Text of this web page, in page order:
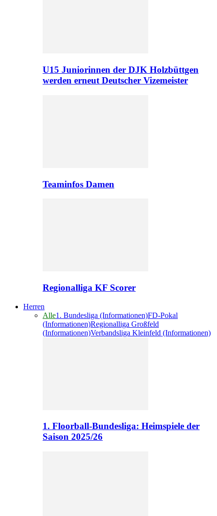
U15 Juniorinnen der DJK Holzbüttgen
werden erneut Deutscher Vizemeister
Teaminfos Damen
Regionalliga KF Scorer
Herren
Alle1. Bundesliga (Informationen)FD-Pokal
(Informationen)Regionalliga Großfeld
(Informationen)Verbandsliga Kleinfeld (Informationen)
1. Floorball-Bundesliga: Heimspiele der
Saison 2025/26